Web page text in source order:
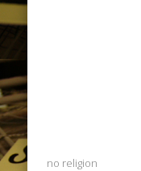
no religion